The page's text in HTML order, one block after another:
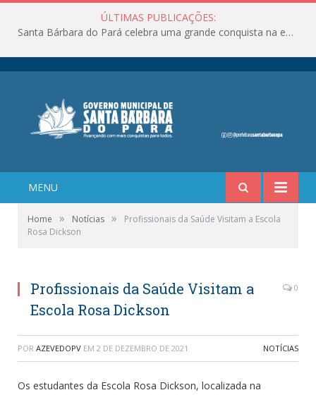
ÚLTIMAS PUBLICAÇÕES:
Santa Bárbara do Pará celebra uma grande conquista na educação!
MENU
Home » Notícias »
Profissionais da Saúde Visitam a Escola
Rosa Dickson
Profissionais da Saúde Visitam a
Escola Rosa Dickson
0
POR AZEVEDOPV EM 2 DE DEZEMBRO DE 2021 NOTÍCIAS
Os estudantes da Escola Rosa Dickson, localizada na